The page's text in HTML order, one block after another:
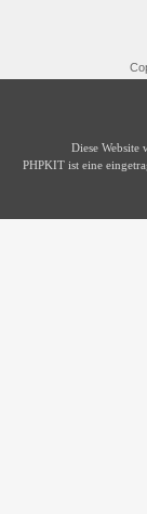
Diese Website
PHPKIT ist eine